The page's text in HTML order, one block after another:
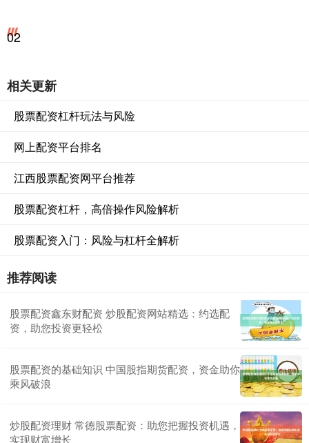
02
相关更新
股票配资杠杆玩法与风险
网上配资平台排名
江西股票配资网平台推荐
股票配资杠杆，高倍操作风险解析
股票配资入门：风险与杠杆全解析
推荐阅读
股票配资鑫东财配资 炒股配资网站精选：约选配
资，助您投资更轻松
股票配资的基础知识 中国股指期货配资，资金助你
乘风破浪
炒股配资理财 常德股票配资：助您把握投资机遇，
实现财富增长